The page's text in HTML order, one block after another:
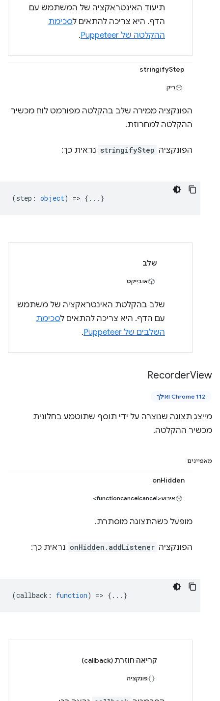
תיעוד האינטראקציה של המשתמש עם
הדף. היא צריכה להתאים לסכימת
ההקלטה של Puppeteer
.
stringifyStep
ריק
הפונקציה ממירה שלב בהקלטה מפורמט לוח מכשיר
ההקלטה למחרוזת.
הפונקציה stringifyStep נראית כך:
(step : object) => {...}
שלב
אובייקט
שלב בהקלטת האינטראקציה של משתמש
עם הדף. היא צריכה להתאים לסכימת
השלבים של Puppeteer
.
RecorderView
Chrome 112 ואילך
מייצג תצוגה שנוצרה על ידי תוסף שתוטמע בחלונית
מכשיר ההקלטה.
מאפיינים
onHidden
אירוע<functioncancelcancel>
מופעל כשהתצוגה מוסתרת.
הפונקציה onHidden.addListener נראית כך:
(callback : function) => {...}
קריאה חוזרת (callback)
פונקציה